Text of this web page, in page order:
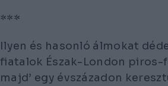
***
Ilyen és hasonló álmokat
fiatalok Észak-London piros-
majd’ egy évszázadon